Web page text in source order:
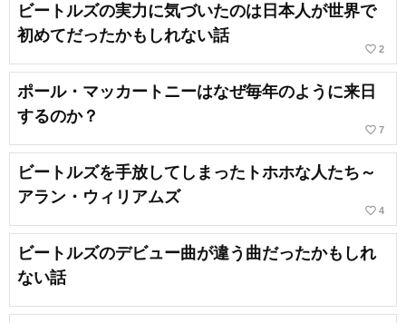
ビートルズの実力に気づいたのは日本人が世界で
初めてだったかもしれない話
favorite_border 2
ポール・マッカートニーはなぜ毎年のように来日
するのか？
favorite_border 7
ビートルズを手放してしまったトホホな人たち～
アラン・ウィリアムズ
favorite_border 4
ビートルズのデビュー曲が違う曲だったかもしれ
ない話